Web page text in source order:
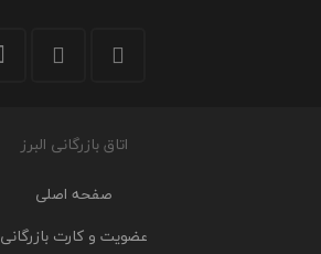
اتاق بازرگانی البرز
صفحه اصلی
عضویت و کارت بازرگانی